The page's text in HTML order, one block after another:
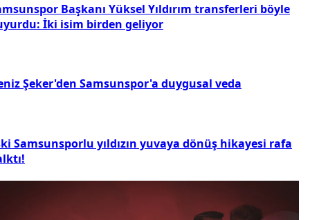
Başkanı Yüksel Yıldırım transferleri böyle
İki isim birden geliyor
Şeker'den Samsunspor'a duygusal veda
Samsunsporlu yıldızın yuvaya dönüş hikayesi rafa